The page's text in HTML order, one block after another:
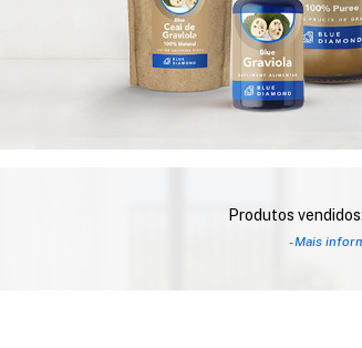
Produtos vendidos:
- Mais